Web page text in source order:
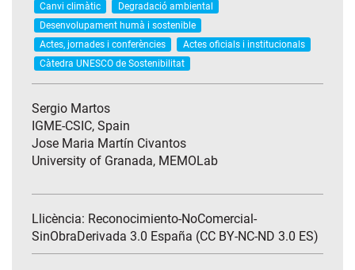
Canvi climàtic
Degradació ambiental
Desenvolupament humà i sostenible
Actes, jornades i conferències
Actes oficials i institucionals
Càtedra UNESCO de Sostenibilitat
Sergio Martos
IGME-CSIC, Spain
Jose Maria Martín Civantos
University of Granada, MEMOLab
Llicència: Reconocimiento-NoComercial-
SinObraDerivada 3.0 España (CC BY-NC-ND 3.0 ES)